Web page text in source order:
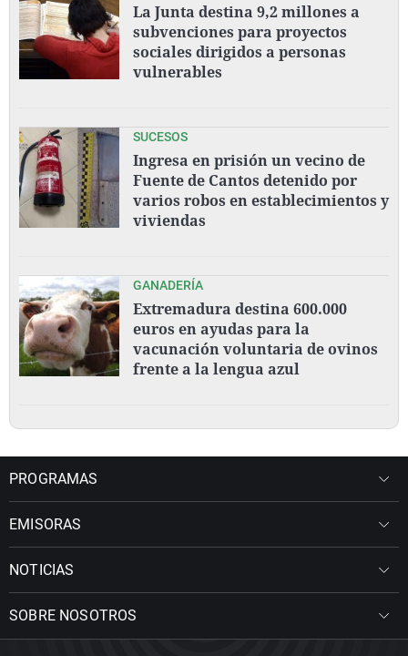
La Junta destina 9,2 millones a
subvenciones para proyectos
sociales dirigidos a personas
vulnerables
SUCESOS
Ingresa en prisión un vecino de
Fuente de Cantos detenido por
varios robos en establecimientos y
viviendas
GANADERÍA
Extremadura destina 600.000
euros en ayudas para la
vacunación voluntaria de ovinos
frente a la lengua azul
PROGRAMAS
EMISORAS
NOTICIAS
SOBRE NOSOTROS